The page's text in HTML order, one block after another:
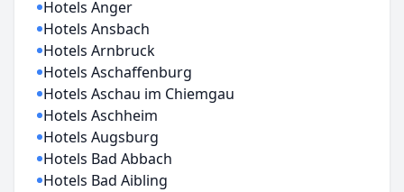
Hotels Anger
Hotels Ansbach
Hotels Arnbruck
Hotels Aschaffenburg
Hotels Aschau im Chiemgau
Hotels Aschheim
Hotels Augsburg
Hotels Bad Abbach
Hotels Bad Aibling